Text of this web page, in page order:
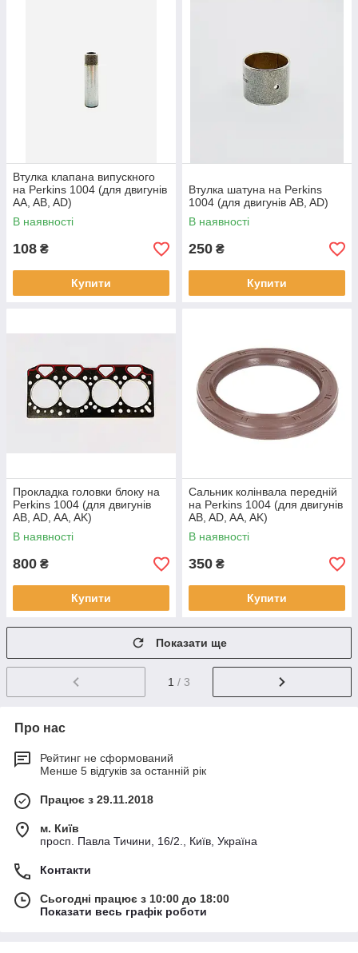
Втулка клапана випускного
на Perkins 1004 (для двигунів
AA, AB, AD)
В наявності
108 ₴
Купити
Втулка шатуна на Perkins
1004 (для двигунів AB, AD)
В наявності
250 ₴
Купити
Прокладка головки блоку на
Perkins 1004 (для двигунів
AB, AD, AA, AK)
В наявності
800 ₴
Купити
Сальник колінвала передній
на Perkins 1004 (для двигунів
AB, AD, AA, AK)
В наявності
350 ₴
Купити
Показати ще
1 / 3
Про нас
Рейтинг не сформований
Менше 5 відгуків за останній рік
Працює з 29.11.2018
м. Київ
просп. Павла Тичини, 16/2., Київ, Україна
Контакти
Сьогодні працює з 10:00 до 18:00
Показати весь графік роботи